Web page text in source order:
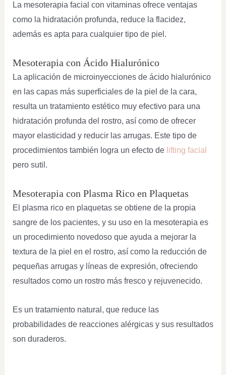
La mesoterapia facial con vitaminas ofrece ventajas
como la hidratación profunda, reduce la flacidez,
además es apta para cualquier tipo de piel.
Mesoterapia con Ácido Hialurónico
La aplicación de microinyecciones de ácido hialurónico
en las capas más superficiales de la piel de la cara,
resulta un tratamiento estético muy efectivo para una
hidratación profunda del rostro, así como de ofrecer
mayor elasticidad y reducir las arrugas. Este tipo de
procedimientos también logra un efecto de lifting facial
pero sutil.
Mesoterapia con Plasma Rico en Plaquetas
El plasma rico en plaquetas se obtiene de la propia
sangre de los pacientes, y su uso en la mesoterapia es
un procedimiento novedoso que ayuda a mejorar la
textura de la piel en el rostro, así como la reducción de
pequeñas arrugas y líneas de expresión, ofreciendo
resultados como un rostro más fresco y rejuvenecido.
Es un tratamiento natural, que reduce las
probabilidades de reacciones alérgicas y sus resultados
son duraderos.